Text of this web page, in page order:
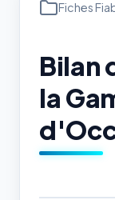
Fiches
Bilan
la